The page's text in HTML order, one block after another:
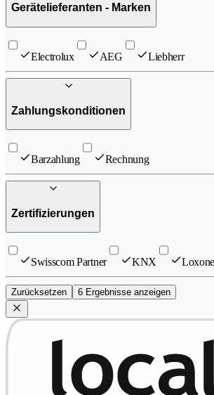
Gerätelieferanten - Marken
Electrolux AEG Liebherr
Zahlungskonditionen
Barzahlung Rechnung
Zertifizierungen
Swisscom Partner KNX Loxone
Zurücksetzen 6 Ergebnisse anzeigen